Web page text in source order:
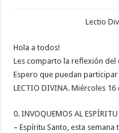
Lectio
Hola a todos!
Les comparto la reflexión del
Espero que puedan participar
LECTIO DIVINA. Miércoles
0. INVOQUEMOS AL ESPÍRITU
– Espíritu Santo, esta